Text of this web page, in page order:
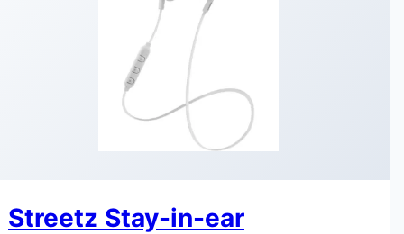
Streetz Stay-in-ear